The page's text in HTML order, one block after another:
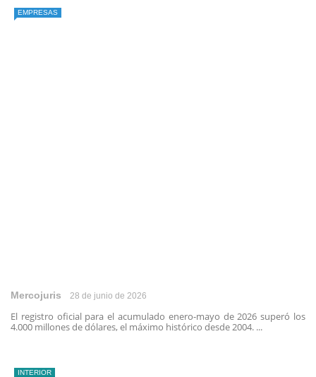
EMPRESAS
Mercojuris 28 de junio de 2026
El registro oficial para el acumulado enero-mayo de 2026 superó los
4.000 millones de dólares, el máximo histórico desde 2004. ...
INTERIOR